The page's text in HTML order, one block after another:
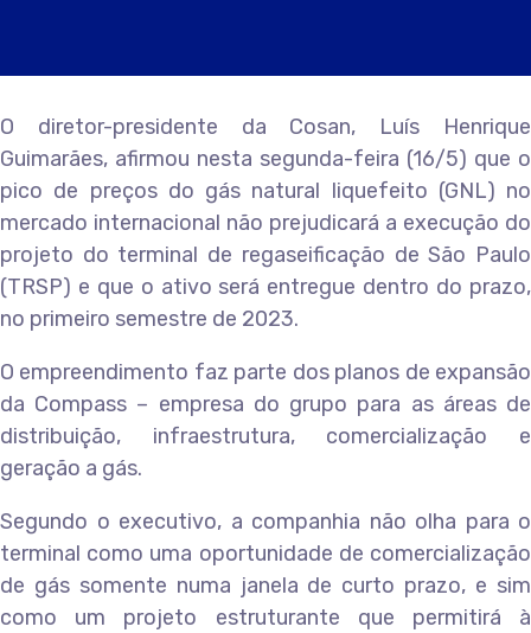
O diretor-presidente da Cosan, Luís Henrique
Guimarães, afirmou nesta segunda-feira (16/5) que o
pico de preços do gás natural liquefeito (GNL) no
mercado internacional não prejudicará a execução do
projeto do terminal de regaseificação de São Paulo
(TRSP) e que o ativo será entregue dentro do prazo,
no primeiro semestre de 2023.
O empreendimento faz parte dos planos de expansão
da Compass – empresa do grupo para as áreas de
distribuição, infraestrutura, comercialização e
geração a gás.
Segundo o executivo, a companhia não olha para o
terminal como uma oportunidade de comercialização
de gás somente numa janela de curto prazo, e sim
como um projeto estruturante que permitirá à